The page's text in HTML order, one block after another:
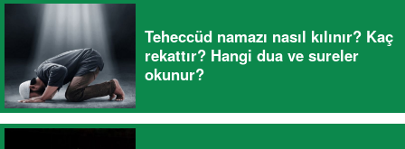
Teheccüd namazı nasıl kılınır? Kaç
rekattır? Hangi dua ve sureler
okunur?